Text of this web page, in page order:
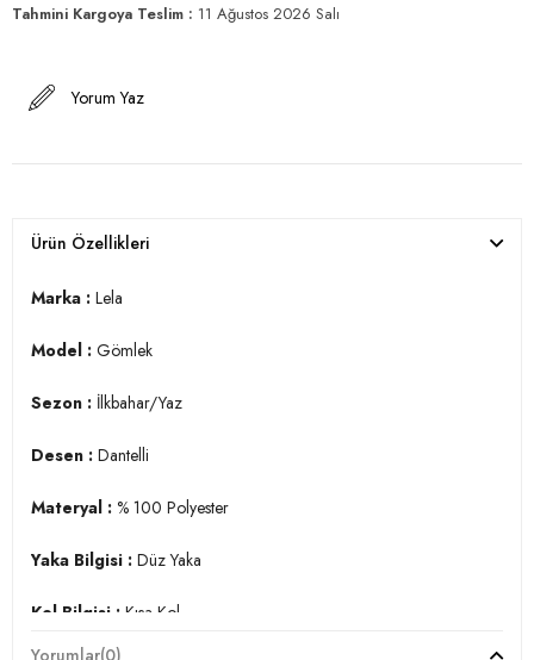
Tahmini Kargoya Teslim : 11 Ağustos 2026 Salı
Yorum Yaz
Ürün Özellikleri
Marka : Lela
Model : Gömlek
Sezon : İlkbahar/Yaz
Desen : Dantelli
Materyal : % 100 Polyester
Yaka Bilgisi : Düz Yaka
Kol Bilgisi : Kısa Kol
Yorumlar(0)